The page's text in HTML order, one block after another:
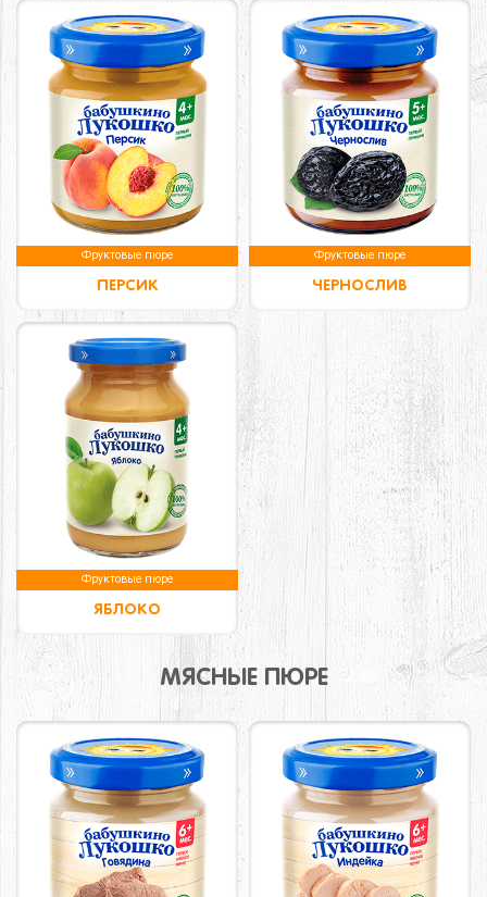
Фруктовые пюре
ПЕРСИК
Фруктовые пюре
ЧЕРНОСЛИВ
Фруктовые пюре
ЯБЛОКО
МЯСНЫЕ ПЮРЕ